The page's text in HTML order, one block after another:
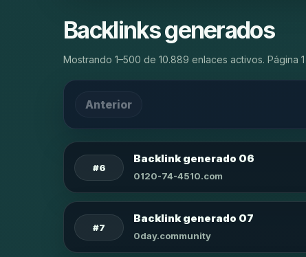
Backlinks generados
Mostrando 1–500 de 10.889 enlaces activos. Página
Anterior
#6
Backlink generado 06
0120-74-4510.com
#7
Backlink generado 07
0day.community